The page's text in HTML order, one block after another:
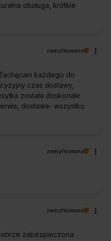
obsługa, krótkie
zweryfikowano
każdego do
czas dostawy,
została doskonale
dostawa- wszystko
zweryfikowano
zweryfikowano
zabezpieczona